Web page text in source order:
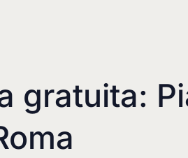
gratuita: